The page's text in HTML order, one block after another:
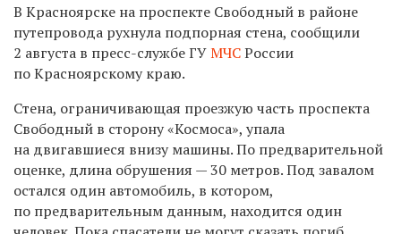
В Красноярске на проспекте Свободный в районе
путепровода рухнула подпорная стена, сообщили
2 августа в пресс-службе ГУМЧСРоссии
по Красноярскому краю.
Стена, ограничивающая проезжую часть проспекта
Свободный в сторону «Космоса», упала
на двигавшиеся внизу машины. По предварительной
оценке, длина обрушения — 30 метров. Под завалом
остался один автомобиль, в котором,
по предварительным данным, находится один